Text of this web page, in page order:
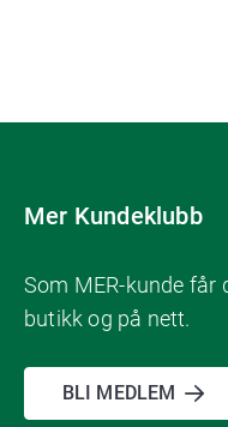
Mer Kundeklubb
Som MER-kunde får
butikk og på nett.
BLI MEDLEM